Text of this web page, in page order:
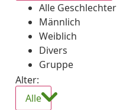
Alle Geschlechter
Männlich
Weiblich
Divers
Gruppe
Alter:
Alle